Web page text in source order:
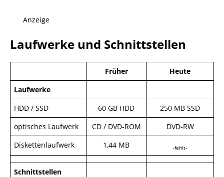
Anzeige
Laufwerke und Schnittstellen
Früher
Heute
Laufwerke
HDD / SSD
60 GB HDD
250 MB SSD
optisches Laufwerk
CD / DVD-ROM
DVD-RW
Diskettenlaufwerk
1,44 MB -fehlt-
Schnittstellen